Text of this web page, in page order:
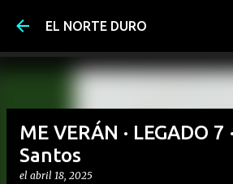
Ir al contenido
EL NORTE DURO
ME VERÁN · LEGADO
Santos
el abril 18, 2025